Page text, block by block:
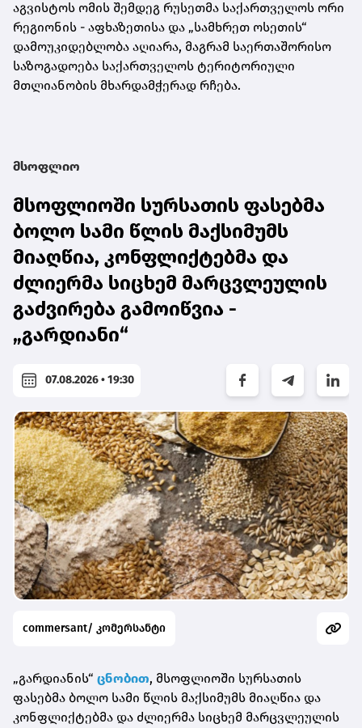
აგვისტოს ომის შემდეგ რუსეთმა საქართველოს ორი
რეგიონის - აფხაზეთისა და „სამხრეთ ოსეთის“
დამოუკიდებლობა აღიარა, მაგრამ საერთაშორისო
საზოგადოება საქართველოს ტერიტორიული
მთლიანობის მხარდამჭერად რჩება.
მსოფლიო
მსოფლიოში სურსათის ფასებმა
ბოლო სამი წლის მაქსიმუმს
მიაღწია, კონფლიქტებმა და
ძლიერმა სიცხემ მარცვლეულის
გაძვირება გამოიწვია -
„გარდიანი“
07.08.2026 • 19:30
commersant/ კომერსანტი
„გარდიანის“ ცნობით, მსოფლიოში სურსათის
ფასებმა ბოლო სამი წლის მაქსიმუმს მიაღწია და
კონფლიქტებმა და ძლიერმა სიცხემ მარცვლეულის